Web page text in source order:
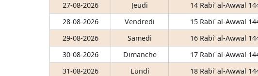
27-08-2026
Jeudi 14 Rabiʿ al-Awwal
28-08-2026
Vendredi 15 Rabiʿ al-Awwal
29-08-2026
Samedi 16 Rabiʿ al-Awwal
30-08-2026
Dimanche 17 Rabiʿ al-Awwal
31-08-2026
Lundi 18 Rabiʿ al-Awwal